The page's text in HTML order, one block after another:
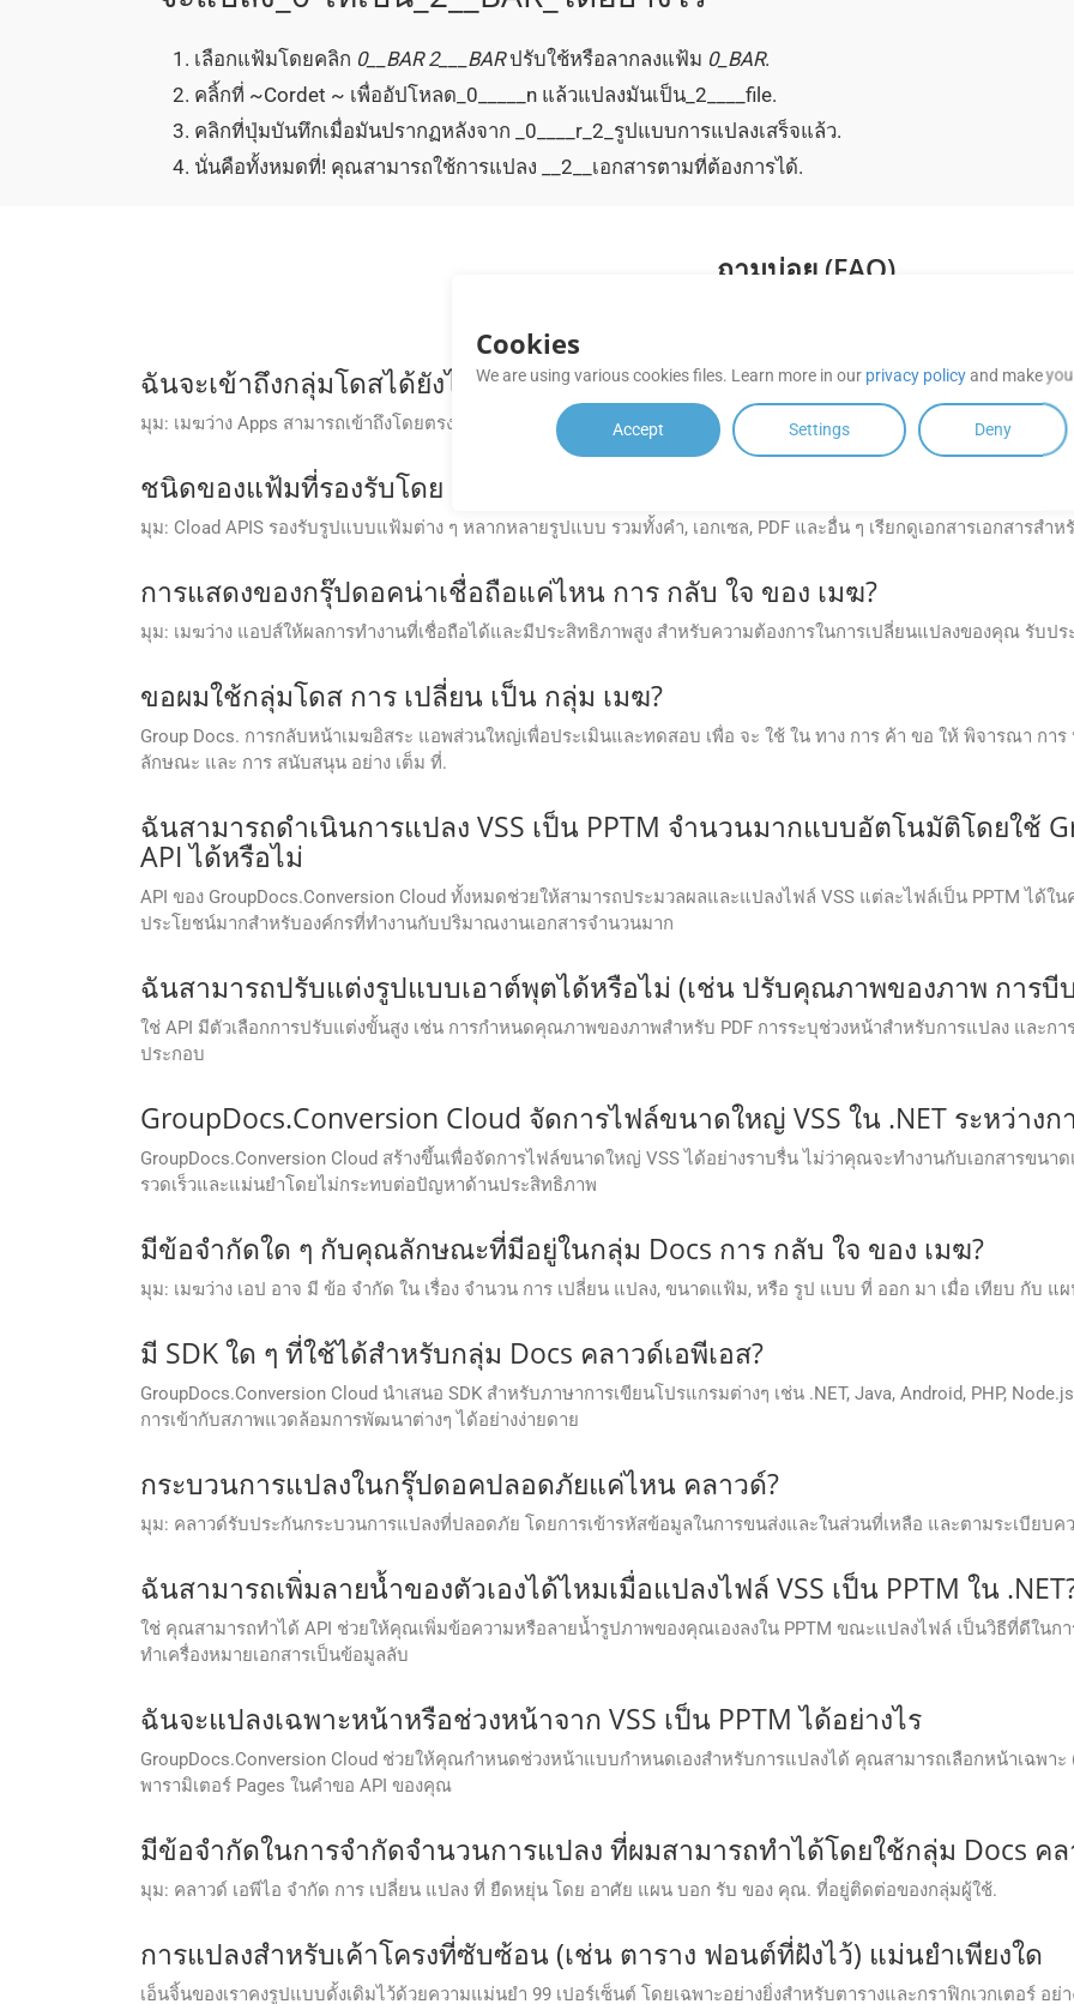
เลือกแฟ้มโดยคลิก 0__BAR 2___BARปรับใช้หรือลากลงแฟ้ม 0_BAR.
คลิ้กที่ ~Cordet ~ เพื่ออัปโหลด_0_____n แล้วแปลงมันเป็น_2____file.
คลิกที่ปุ่มบันทึกเมื่อมันปรากฏหลังจาก _0____r_2_รูปแบบการแปลงเสร็จแล้ว.
นั่นคือทั้งหมดที่! คุณสามารถใช้การแปลง __2__เอกสารตามที่ต้องการได้.
ถามบ่อย (FAQ)
ฉันจะเข้าถึงกลุ่มโดสได้ยังไง การ กลับ ใจ ของ เมฆ?
มุม: เมฆว่าง Apps สามารถเข้าถึงโดยตรงจากเว็บไซต์ Group Docs หรือผ่านทางเว็บของกลุ่ม Docs หรือโปรแกรมเคลื่อนที่.
ชนิดของแฟ้มที่รองรับโดย Group Docs คลาวด์เอพีเอส?
มุม: Cload APIS รองรับรูปแบบแฟ้มต่าง ๆ หลากหลายรูปแบบ รวมทั้งคํา, เอกเซล, PDF และอื่น ๆ เรียกดูเอกสารเอกสารสํ
การแสดงของกรุ๊ปดอคน่าเชื่อถือแค่ไหน การ กลับ ใจ ของ เมฆ?
มุม: เมฆว่าง แอปส์ให้ผลการทํางานที่เชื่อถือได้และมีประสิทธิภาพสูง สําหรับความต้องการในการเปลี่ยนแปลงของคุณ รับป
ขอผมใช้กลุ่มโดส การ เปลี่ยน เป็น กลุ่ม เมฆ?
Group Docs. การกลับหน้าเมฆอิสระ แอพส่วนใหญ่เพื่อประเมินและทดสอบ เพื่อ จะ ใช้ ใน ทาง การ ค้า ขอ ให้ พิจารณา กา
ลักษณะ และ การ สนับสนุน อย่าง เต็ม ที่.
ฉันสามารถดำเนินการแปลง VSS เป็น PPTM จำนวนมากแบบอัตโนมัติโดยใช้
API ได้หรือไม่
API ของ GroupDocs.Conversion Cloud ทั้งหมดช่วยให้สามารถประมวลผลและแปลงไฟล์ VSS แต่ละไฟล์เป็น PPTM ได้
ประโยชน์มากสำหรับองค์กรที่ทำงานกับปริมาณงานเอกสารจำนวนมาก
ฉันสามารถปรับแต่งรูปแบบเอาต์พุตได้หรือไม่ (เช่น ปรับคุณภาพของภาพ การบี
ใช่ API มีตัวเลือกการปรับแต่งขั้นสูง เช่น การกำหนดคุณภาพของภาพสำหรับ PDF การระบุช่วงหน้าสำหรับการแปลง และก
ประกอบ
GroupDocs.Conversion Cloud จัดการไฟล์ขนาดใหญ่ VSS ใน .NET ระหว่างก
GroupDocs.Conversion Cloud สร้างขึ้นเพื่อจัดการไฟล์ขนาดใหญ่ VSS ได้อย่างราบรื่น ไม่ว่าคุณจะทำงานกับเอกสารขน
รวดเร็วและแม่นยำโดยไม่กระทบต่อปัญหาด้านประสิทธิภาพ
มีข้อจํากัดใด ๆ กับคุณลักษณะที่มีอยู่ในกลุ่ม Docs การ กลับ ใจ ของ เมฆ?
มุม: เมฆว่าง เอป อาจ มี ข้อ จํากัด ใน เรื่อง จํานวน การ เปลี่ยน แปลง, ขนาดแฟ้ม, หรือ รูป แบบ ที่ ออก มา เมื่อ เทียบ กับ แ
มี SDK ใด ๆ ที่ใช้ได้สําหรับกลุ่ม Docs คลาวด์เอพีเอส?
GroupDocs.Conversion Cloud นำเสนอ SDK สำหรับภาษาการเขียนโปรแกรมต่างๆ เช่น .NET, Java, Android, PHP,
การเข้ากับสภาพแวดล้อมการพัฒนาต่างๆ ได้อย่างง่ายดาย
กระบวนการแปลงในกรุ๊ปดอคปลอดภัยแค่ไหน คลาวด์?
มุม: คลาวด์รับประกันกระบวนการแปลงที่ปลอดภัย โดยการเข้ารหัสข้อมูลในการขนส่งและในส่วนที่เหลือ และตามระเบียบ
ฉันสามารถเพิ่มลายน้ำของตัวเองได้ไหมเมื่อแปลงไฟล์ VSS เป็น PPTM ใน
ใช่ คุณสามารถทำได้ API ช่วยให้คุณเพิ่มข้อความหรือลายน้ำรูปภาพของคุณเองลงใน PPTM ขณะแปลงไฟล์ เป็นวิธีที่ดีใน
ทำเครื่องหมายเอกสารเป็นข้อมูลลับ
ฉันจะแปลงเฉพาะหน้าหรือช่วงหน้าจาก VSS เป็น PPTM ได้อย่างไร
GroupDocs.Conversion Cloud ช่วยให้คุณกำหนดช่วงหน้าแบบกำหนดเองสำหรับการแปลงได้ คุณสามารถเลือกหน้าเฉพาะ
พารามิเตอร์ Pages ในคำขอ API ของคุณ
มีข้อจํากัดในการจํากัดจํานวนการแปลง ที่ผมสามารถทําได้โดยใช้กลุ่ม Docs คล
มุม: คลาวด์ เอพีไอ จํากัด การ เปลี่ยน แปลง ที่ ยืดหยุ่น โดย อาศัย แผน บอก รับ ของ คุณ. ที่อยู่ติดต่อของกลุ่มผู้ใช้.
การแปลงสำหรับเค้าโครงที่ซับซ้อน (เช่น ตาราง ฟอนต์ที่ฝังไว้) แม่นยำเพียงใด
เอ็นจิ้นของเราคงรูปแบบดั้งเดิมไว้ด้วยความแม่นยำ 99 เปอร์เซ็นต์ โดยเฉพาะอย่างยิ่งสำหรับตารางและกราฟิกเวกเตอร์
Cookies
We are using various cookies files. Learn more in our privacy policyand make
Accept Settings Deny